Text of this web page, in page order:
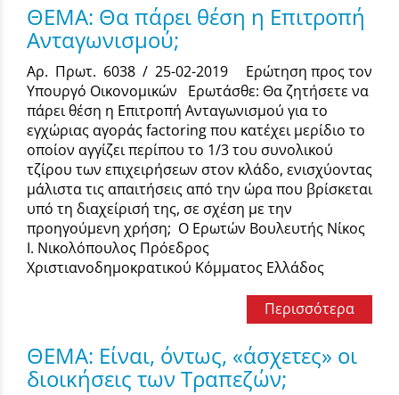
ΘΕΜΑ: Θα πάρει θέση η Επιτροπή
Ανταγωνισμού;
Αρ. Πρωτ. 6038 / 25-02-2019 Ερώτηση προς τον
Υπουργό Οικονομικών Ερωτάσθε: Θα ζητήσετε να
πάρει θέση η Επιτροπή Ανταγωνισμού για το
εγχώριας αγοράς factoring που κατέχει μερίδιο το
οποίον αγγίζει περίπου το 1/3 του συνολικού
τζίρου των επιχειρήσεων στον κλάδο, ενισχύοντας
μάλιστα τις απαιτήσεις από την ώρα που βρίσκεται
υπό τη διαχείρισή της, σε σχέση με την
προηγούμενη χρήση; Ο Ερωτών Βουλευτής Νίκος
Ι. Νικολόπουλος Πρόεδρος
Χριστιανοδημοκρατικού Κόμματος Ελλάδος
Περισσότερα
ΘΕΜΑ: Είναι, όντως, «άσχετες» οι
διοικήσεις των Τραπεζών;